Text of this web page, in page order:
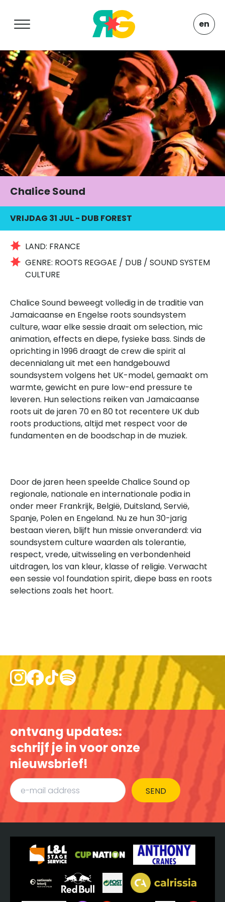
en
Chalice Sound
VRIJDAG 31 JUL- DUB FOREST
LAND: FRANCE
GENRE: ROOTS REGGAE / DUB / SOUND SYSTEM
CULTURE
Chalice Sound beweegt volledig in de traditie van
Jamaicaanse en Engelse roots soundsystem
culture, waar elke sessie draait om selection, mic
animation, effects en diepe, fysieke bass. Sinds de
oprichting in 1996 draagt de crew die spirit al
decennialang uit met een handgebouwd
soundsystem volgens het UK-model, gemaakt om
warmte, gewicht en pure low-end pressure te
leveren. Hun selections reiken van Jamaicaanse
roots uit de jaren 70 en 80 tot recentere UK dub
roots productions, altijd met respect voor de
fundamenten en de boodschap in de muziek.
Door de jaren heen speelde Chalice Sound op
regionale, nationale en internationale podia in
onder meer Frankrijk, België, Duitsland, Servië,
Spanje, Polen en Engeland. Nu ze hun 30-jarig
bestaan vieren, blijft hun missie onveranderd: via
soundsystem culture waarden als tolerantie,
respect, vrede, uitwisseling en verbondenheid
uitdragen, los van kleur, klasse of religie. Verwacht
een sessie vol foundation spirit, diepe bass en roots
selections zoals het hoort.
ontvang updates:
schrijf je in voor onze
nieuwsbrief!
SEND